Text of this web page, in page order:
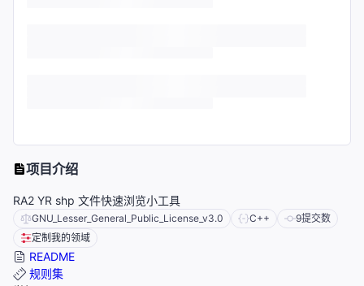
项目介绍
RA2 YR shp 文件快速浏览小工具
GNU_Lesser_General_Public_License_v3.0 C++ 9提交数
定制我的领域
README
规则集